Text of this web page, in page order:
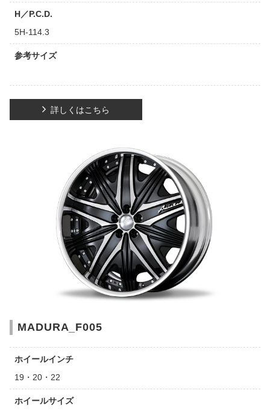
H／P.C.D.
5H-114.3
参考サイズ
詳しくはこちら
MADURA_F005
ホイールインチ
19・20・22
ホイールサイズ